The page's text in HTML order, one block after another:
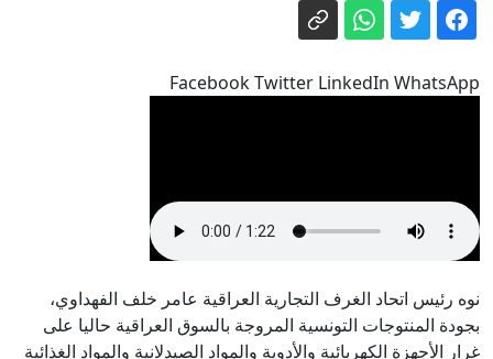
مسيرات روسية تقتل 4 بمنطقة كييف
الذكاء الاصطناعي: لماذا يفقد «غوغل» بعضاً
من أبرز عقوله؟
طهران
لدعم الاستثمار في قطاع الفسفاط بتونس
معهد العلوم التطبيقية والتكنولوجية بقفصة
يفتح باب الترشح لانتداب مدرّسين عرضيّين
تأمين العودة الطوعية ل80 مهاجرًا غير
Facebook Twitter LinkedIn WhatsApp
نوه رئيس اتحاد الغرف التجارية العراقية عامر خلف الفهداوي،
بجودة المنتوجات التونسية المروجة بالسوق العراقية حاليا على
غرار الأجهزة الكهربائية والأدوية والمواد الصيدلانية والمواد الغذائية